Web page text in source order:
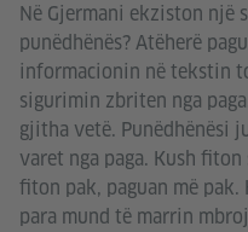
Në Gjermani ekziston një
punëdhënës? Atëherë
informacionin në tekstin
sigurimin zbriten nga
gjitha vetë. Punëdhënësi
varet nga paga. Kush fiton
fiton pak, paguan më
para mund të marrin